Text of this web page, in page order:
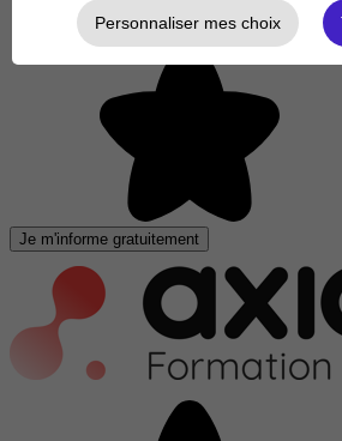
Je m'informe gratuitement
Personnaliser mes choix